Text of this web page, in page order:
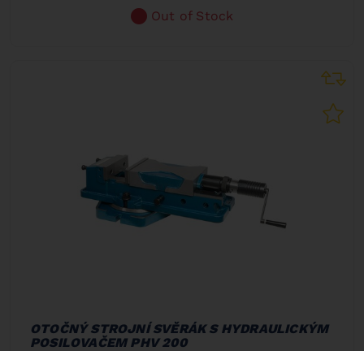
Out of Stock
OTOČNÝ STROJNÍ SVĚRÁK S HYDRAULICKÝM
POSILOVAČEM PHV 200